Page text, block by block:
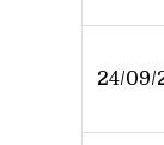
24/09/